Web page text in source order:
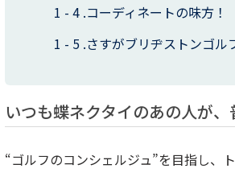
コーディネートの味方！
さすがブリヂストンゴ
いつも蝶ネクタイのあの人が
“ゴルフのコンシェルジュ”を目指し、